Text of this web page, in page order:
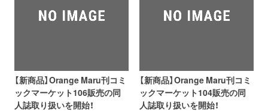
【新商品】Orange Maru刊コミ
ックマーケット106販売の同
人誌取り扱いを開始！
【新商品】Orange Maru刊コミ
ックマーケット104販売の同
人誌取り扱いを開始！